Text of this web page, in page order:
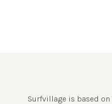
Surfvillage is based on